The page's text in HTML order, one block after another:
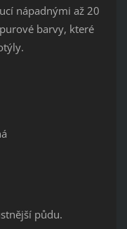
nápadnými až 20
barvy, které
půdu.